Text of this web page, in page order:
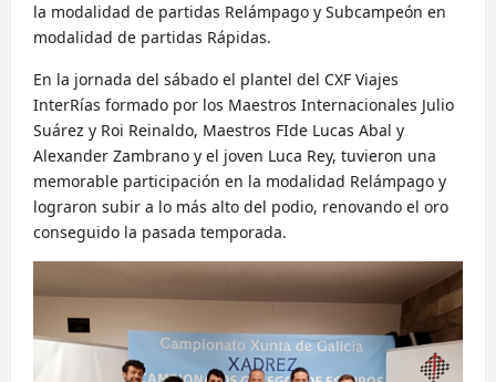
la modalidad de partidas Relámpago y Subcampeón en
modalidad de partidas Rápidas.
En la jornada del sábado el plantel del CXF Viajes
InterRías formado por los Maestros Internacionales Julio
Suárez y Roi Reinaldo, Maestros FIde Lucas Abal y
Alexander Zambrano y el joven Luca Rey, tuvieron una
memorable participación en la modalidad Relámpago y
lograron subir a lo más alto del podio, renovando el oro
conseguido la pasada temporada.